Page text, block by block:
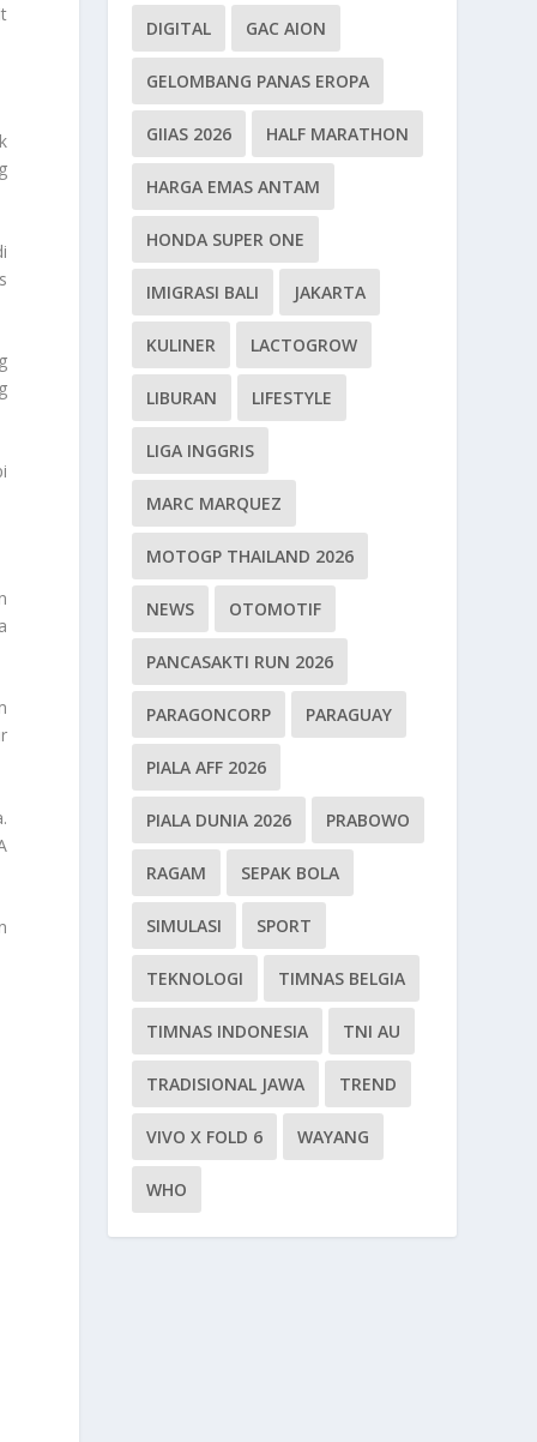
DIGITAL GAC AION
GELOMBANG PANAS EROPA
GIIAS 2026 HALF MARATHON
HARGA EMAS ANTAM
HONDA SUPER ONE
IMIGRASI BALI JAKARTA
KULINER LACTOGROW
LIBURAN LIFESTYLE
LIGA INGGRIS
MARC MARQUEZ
MOTOGP THAILAND 2026
NEWS OTOMOTIF
PANCASAKTI RUN 2026
PARAGONCORP PARAGUAY
PIALA AFF 2026
PIALA DUNIA 2026 PRABOWO
RAGAM SEPAK BOLA
SIMULASI SPORT
TEKNOLOGI TIMNAS BELGIA
TIMNAS INDONESIA TNI AU
TRADISIONAL JAWA TREND
VIVO X FOLD 6 WAYANG
WHO